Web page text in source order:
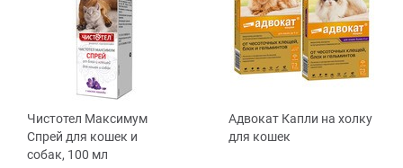
Чистотел Максимум
Cпрей для кошек и
собак, 100 мл
Адвокат Капли на холку
для кошек